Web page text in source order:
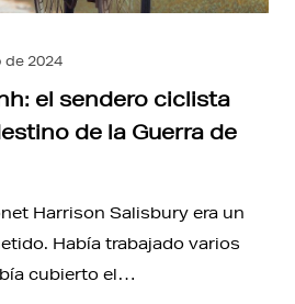
de 2024
el sendero ciclista
de la Guerra de
Harrison Salisbury era un
Había trabajado varios
cubierto el…